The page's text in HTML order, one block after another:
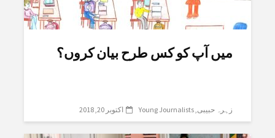
میں آپ کو کس طرح بیان کروں؟
زہرہ حبیبی Young Journalists اکتوبر 20, 2018